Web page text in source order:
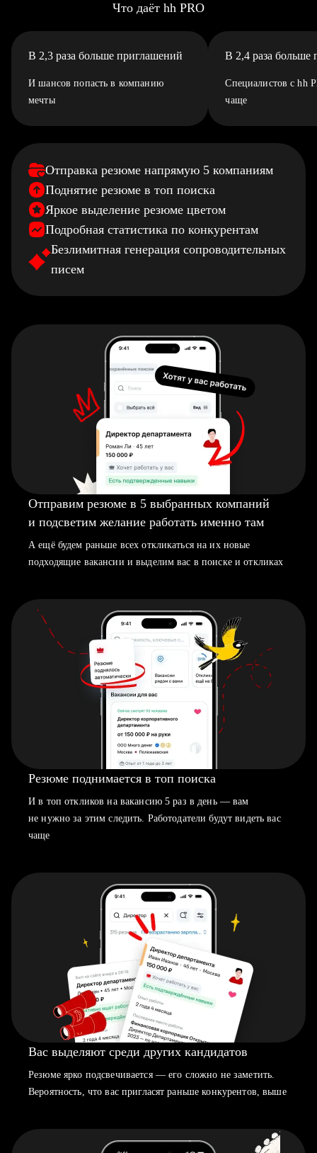
Что даёт hh PRO
В 2,3 раза больше приглашений
И шансов попасть в компанию
мечты
В 2,4 раза больше
Специалистов с hh
чаще
Отправка резюме напрямую 5 компаниям
Поднятие резюме в топ поиска
Яркое выделение резюме цветом
Подробная статистика по конкурентам
Безлимитная генерация сопроводительных
писем
Отправим резюме в 5 выбранных компаний
и подсветим желание работать именно там
А ещё будем раньше всех откликаться на их новые
подходящие вакансии и выделим вас в поиске и откликах
Резюме поднимается в топ поиска
И в топ откликов на вакансию 5 раз в день — вам
не нужно за этим следить. Работодатели будут видеть вас
чаще
Вас выделяют среди других кандидатов
Резюме ярко подсвечивается — его сложно не заметить.
Вероятность, что вас пригласят раньше конкурентов, выше